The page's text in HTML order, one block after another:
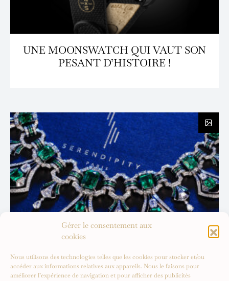
Gérer le consentement aux
cookies
Nous utilisons des technologies telles que les cookies pour stocker et/ou
accéder aux informations relatives aux appareils. Nous le faisons pour
améliorer l’expérience de navigation et pour afficher des publicités
UNE MOONSWATCH QUI VAUT SON
PESANT D’HISTOIRE !